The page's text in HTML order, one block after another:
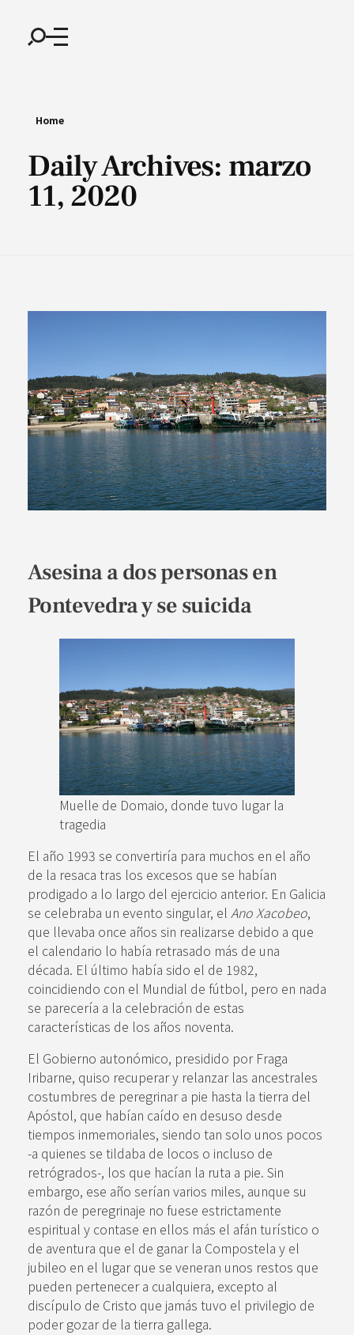
Home
Daily Archives: marzo
11, 2020
Asesina a dos personas en
Pontevedra y se suicida
Muelle de Domaio, donde tuvo lugar la
tragedia
El año 1993 se convertiría para muchos en el año
de la resaca tras los excesos que se habían
prodigado a lo largo del ejercicio anterior. En Galicia
se celebraba un evento singular, el Ano Xacobeo,
que llevaba once años sin realizarse debido a que
el calendario lo había retrasado más de una
década. El último había sido el de 1982,
coincidiendo con el Mundial de fútbol, pero en nada
se parecería a la celebración de estas
características de los años noventa.
El Gobierno autonómico, presidido por Fraga
Iribarne, quiso recuperar y relanzar las ancestrales
costumbres de peregrinar a pie hasta la tierra del
Apóstol, que habían caído en desuso desde
tiempos inmemoriales, siendo tan solo unos pocos
-a quienes se tildaba de locos o incluso de
retrógrados-, los que hacían la ruta a pie. Sin
embargo, ese año serían varios miles, aunque su
razón de peregrinaje no fuese estrictamente
espiritual y contase en ellos más el afán turístico o
de aventura que el de ganar la Compostela y el
jubileo en el lugar que se veneran unos restos que
pueden pertenecer a cualquiera, excepto al
discípulo de Cristo que jamás tuvo el privilegio de
poder gozar de la tierra gallega.